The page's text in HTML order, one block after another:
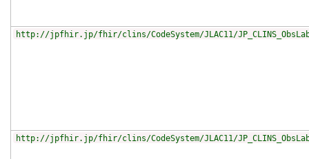
http://jpfhir.jp/fhir/clins/CodeSystem/JLAC11/
http://jpfhir.jp/fhir/clins/CodeSystem/JLAC11/